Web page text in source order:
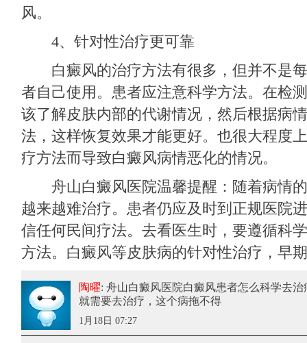
风。
4、针对性治疗更可靠
白癜风的治疗方法有很多，但并不是每
者自己使用。患者应注意科学方法。在检
该了解皮肤内部的代谢情况，然后根据病
法，这样恢复效果才能更好。也很大程度
疗方法而导致白癜风病情恶化的情况。
舟山白癜风医院温馨提醒：随着病情的
越来越难治疗。患者仍应及时到正规医院
信任何民间疗法。去看医生时，要遵循科
方法。白癜风等皮肤病的针对性治疗，早
陶曜: 舟山白癜风医院白癜风患者怎么科学去治
就需要去治疗，这个病拖不得
1月18日 07:27